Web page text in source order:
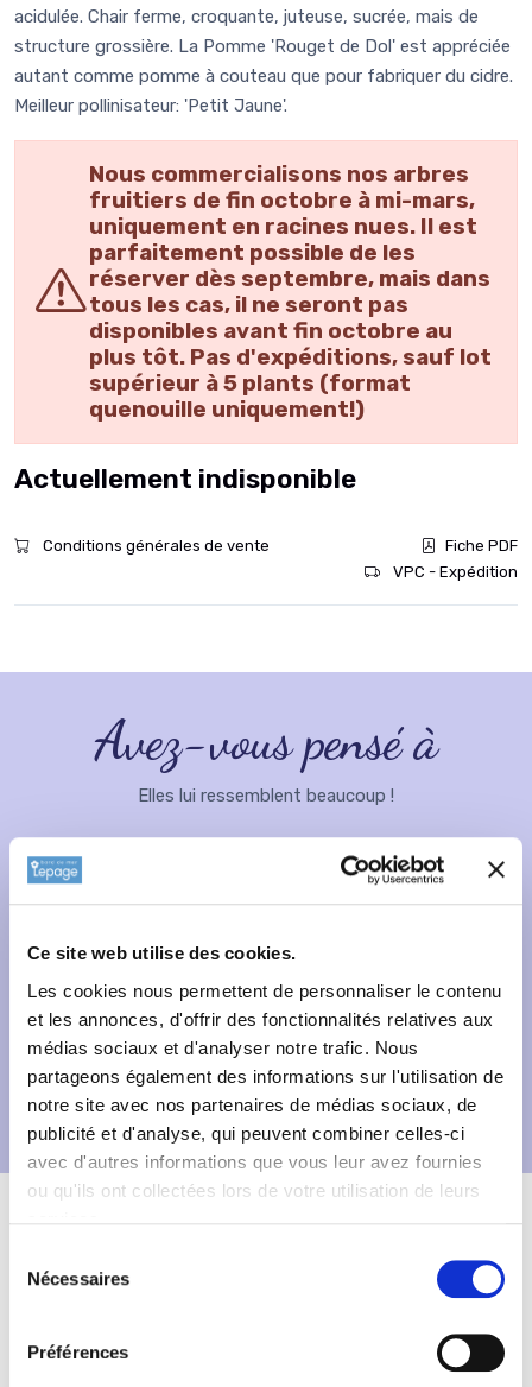
Ce site web utilise des cookies.
Les cookies nous permettent de personnaliser le contenu
et les annonces, d'offrir des fonctionnalités relatives aux
médias sociaux et d'analyser notre trafic. Nous
partageons également des informations sur l'utilisation de
notre site avec nos partenaires de médias sociaux, de
publicité et d'analyse, qui peuvent combiner celles-ci
avec d'autres informations que vous leur avez fournies
ou qu'ils ont collectées lors de votre utilisation de leurs
Nécessaires
Préférences
acidulée. Chair ferme, croquante, juteuse, sucrée, mais de
structure grossière. La Pomme 'Rouget de Dol' est appréciée
autant comme pomme à couteau que pour fabriquer du cidre.
Meilleur pollinisateur: 'Petit Jaune'.
Nous commercialisons nos arbres
fruitiers de fin octobre à mi-mars,
uniquement en racines nues. Il est
parfaitement possible de les
réserver dès septembre, mais dans
tous les cas, il ne seront pas
disponibles avant fin octobre au
plus tôt. Pas d'expéditions, sauf lot
supérieur à 5 plants (format
quenouille uniquement!)
Actuellement indisponible
Conditions générales de vente
Fiche PDF
VPC - Expédition
Avez-vous pensé à
Elles lui ressemblent beaucoup !
Description Fiche technique
Informations complémentaires
Informations botaniques